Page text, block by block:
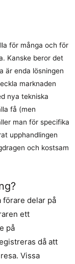
för många och för
Kanske beror det
är enda lösningen
marknaden
nya tekniska
få (men
man för specifika
upphandlingen
och kostsam
förare delar på
ett
på
då att
Vissa